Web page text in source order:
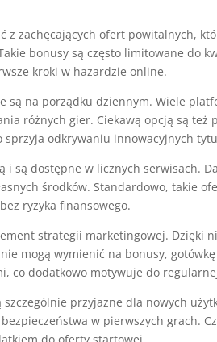
z zachęcających ofert powitalnych,
bonusy są często limitowane do
kroki w hazardzie online.
są na porządku dziennym. Wiele
różnych gier. Ciekawą opcją są też
odkrywaniu innowacyjnych
są dostępne w licznych serwisach.
środków. Standardowo, takie
ryzyka finansowego.
strategii marketingowej. Dzięki
mogą wymienić na bonusy,
co dodatkowo motywuje do
przyjazne dla nowych
w pierwszych grach.